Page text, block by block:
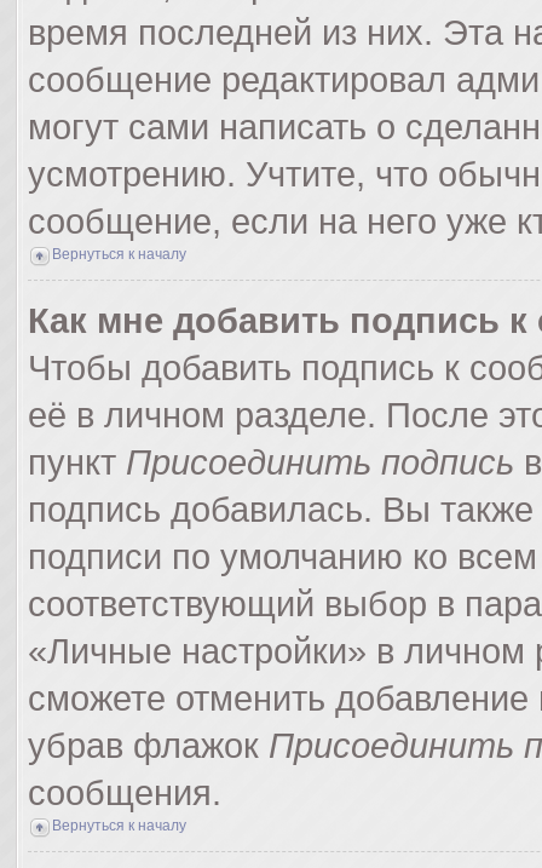
время последней из них. Эта
сообщение редактировал
могут сами написать о
усмотрению. Учтите, что
сообщение, если на него уже
Вернуться к началу
Как мне добавить подпись
Чтобы добавить подпись к
её в личном разделе. После
пункт Присоединить подпись
подпись добавилась. Вы
подписи по умолчанию ко
соответствующий выбор в
«Личные настройки» в
сможете отменить
убрав флажок Присоединить
сообщения.
Вернуться к началу